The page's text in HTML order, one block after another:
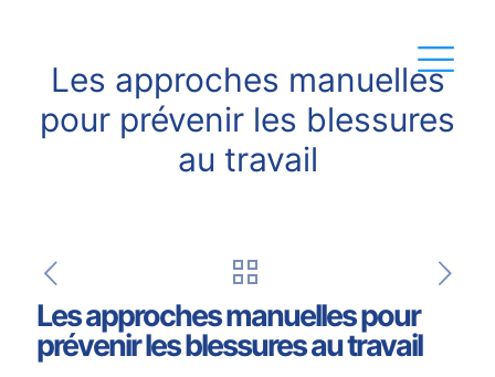
Les approches manuelles
pour prévenir les blessures
au travail
Les approches manuelles pour
prévenir les blessures au travail